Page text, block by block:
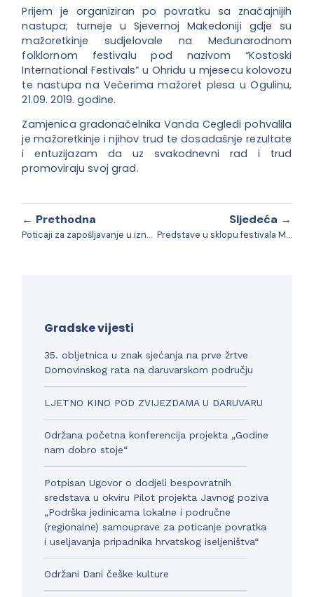
Prijem je organiziran po povratku sa značajnijih
nastupa; turneje u Sjevernoj Makedoniji gdje su
mažoretkinje sudjelovale na Međunarodnom
folklornom festivalu pod nazivom “Kostoski
International Festivals” u Ohridu u mjesecu kolovozu
te nastupa na Večerima mažoret plesa u Ogulinu,
21.09. 2019. godine.
Zamjenica gradonačelnika Vanda Cegledi pohvalila
je mažoretkinje i njihov trud te dosadašnje rezultate
i entuzijazam da uz svakodnevni rad i trud
promoviraju svoj grad.
← Prethodna
Poticaji za zapošljavanje u iznosu od 5.000 do 15.000 kuna
Sljedeća →
Predstave u sklopu festivala MASKA
Gradske vijesti
35. obljetnica u znak sjećanja na prve žrtve
Domovinskog rata na daruvarskom području
LJETNO KINO POD ZVIJEZDAMA U DARUVARU
Održana početna konferencija projekta „Godine
nam dobro stoje“
Potpisan Ugovor o dodjeli bespovratnih
sredstava u okviru Pilot projekta Javnog poziva
„Podrška jedinicama lokalne i područne
(regionalne) samouprave za poticanje povratka
i useljavanja pripadnika hrvatskog iseljeništva“
Održani Dani češke kulture